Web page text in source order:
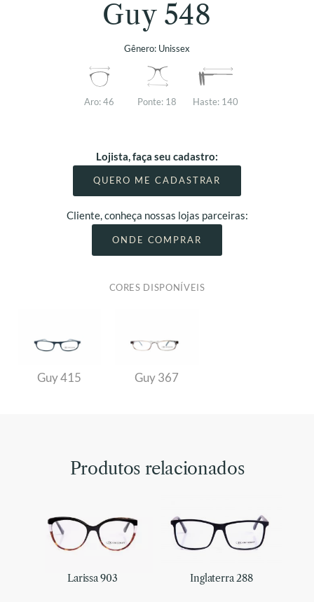
Guy 548
Gênero: Unissex
Aro:46 Ponte: 18 Haste: 140
Lojista, faça seu cadastro:
QUERO ME CADASTRAR
Cliente, conheça nossas lojas parceiras:
ONDE COMPRAR
CORES DISPONÍVEIS
Guy 415 Guy 367
Produtos relacionados
Larissa 903 Inglaterra 288